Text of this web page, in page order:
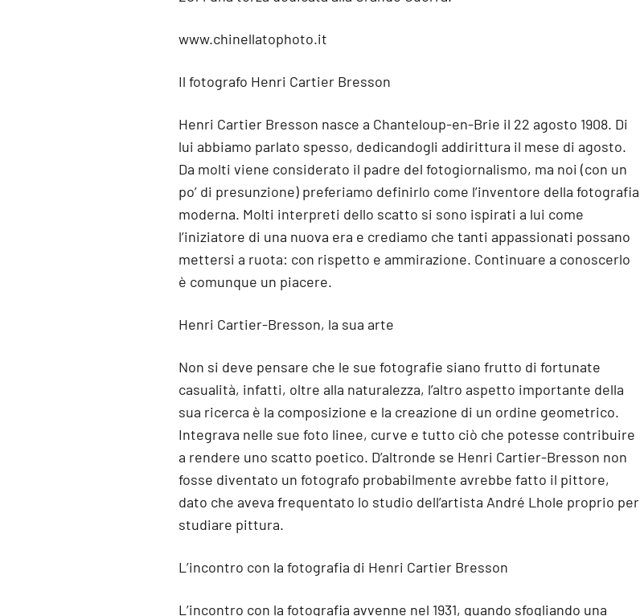
www.chinellatophoto.it
Il fotografo Henri Cartier Bresson
Henri Cartier Bresson nasce a Chanteloup-en-Brie il 22 agosto 1908. Di
lui abbiamo parlato spesso, dedicandogli addirittura il mese di agosto.
Da molti viene considerato il padre del fotogiornalismo, ma noi (con un
po’ di presunzione) preferiamo definirlo come l’inventore della fotografia
moderna. Molti interpreti dello scatto si sono ispirati a lui come
l’iniziatore di una nuova era e crediamo che tanti appassionati possano
mettersi a ruota: con rispetto e ammirazione. Continuare a conoscerlo
è comunque un piacere.
Henri Cartier-Bresson, la sua arte
Non si deve pensare che le sue fotografie siano frutto di fortunate
casualità, infatti, oltre alla naturalezza, l’altro aspetto importante della
sua ricerca è la composizione e la creazione di un ordine geometrico.
Integrava nelle sue foto linee, curve e tutto ciò che potesse contribuire
a rendere uno scatto poetico. D’altronde se Henri Cartier-Bresson non
fosse diventato un fotografo probabilmente avrebbe fatto il pittore,
dato che aveva frequentato lo studio dell’artista André Lhole proprio per
studiare pittura.
L’incontro con la fotografia di Henri Cartier Bresson
L’incontro con la fotografia avvenne nel 1931, quando sfogliando una